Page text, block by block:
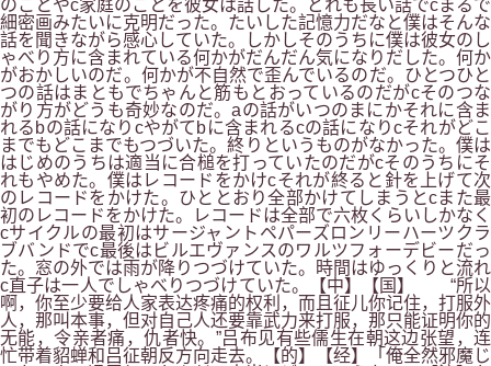
のことやc家庭のことを彼女は話した。どれも長い話でcまるで
細密画みたいに克明だった。たいした記憶力だなと僕はそんな
話を聞きながら感心していた。しかしそのうちに僕は彼女のし
ゃべり方に含まれている何かがだんだん気になりだした。何か
がおかしいのだ。何かが不自然で歪んでいるのだ。ひとつひと
つの話はまともでちゃんと筋もとおっているのだがcそのつな
がり方がどうも奇妙なのだ。aの話がいつのまにかそれに含ま
れるbの話になりcやがてbに含まれるcの話になりcそれがどこ
までもどこまでもつづいた。終りというものがなかった。僕は
はじめのうちは適当に合槌を打っていたのだがcそのうちにそ
れもやめた。僕はレコードをかけcそれが終ると針を上げて次
のレコードをかけた。ひととおり全部かけてしまうとcまた最
初のレコードをかけた。レコードは全部で六枚くらいしかなく
cサイクルの最初はサージャントペパーズロンリーハーツクラ
ブバンドでc最後はビルエヴァンスのワルツフォーデビーだっ
た。窓の外では雨が降りつづけていた。時間はゆっくりと流れ
c直子は一人でしゃべりつづけていた。【中】【国】 “所以
啊，你至少要给人家表达疼痛的权利，而且征儿你记住，打服外
人，那叫本事，但对自己人还要靠武力来打服，那只能证明你的
无能，令亲者痛，仇者快。”吕布见有些儒生在朝这边张望，连
忙带着貂蝉和吕征朝反方向走去。【的】【经】「俺全然邪魔じ